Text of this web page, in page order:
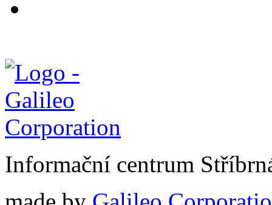
Informační centrum